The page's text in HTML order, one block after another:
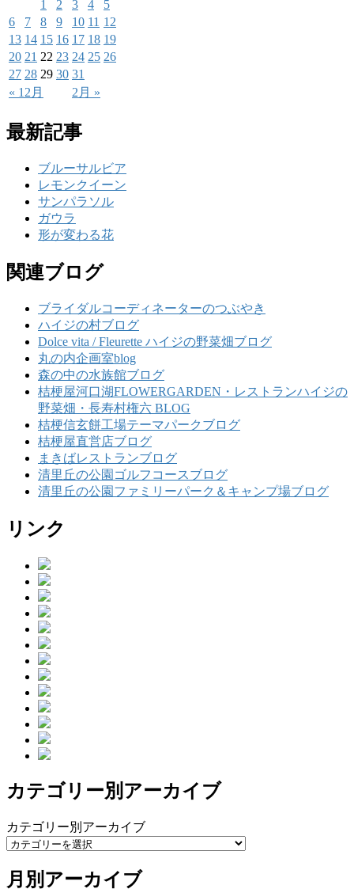
« 12月 2月 »
1 2 3 4
5
6
7 8 9 10 11 12
13 14 15 16 17 18 19
20 21 22 23 24 25 26
27 28 29 30 31
最新記事
ブルーサルビア
レモンクイーン
サンパラソル
ガウラ
形が変わる花
関連ブログ
ブライダルコーディネーターのつぶやき
ハイジの村ブログ
Dolce vita / Fleurette ハイジの野菜畑ブログ
丸の内企画室blog
森の中の水族館ブログ
桔梗屋河口湖FLOWERGARDEN・レストランハイジの
野菜畑・長寿村権六 BLOG
桔梗信玄餅工場テーマパークブログ
桔梗屋直営店ブログ
まきばレストランブログ
清里丘の公園ゴルフコースブログ
清里丘の公園ファミリーパーク＆キャンプ場ブログ
リンク
カテゴリー別アーカイブ
カテゴリー別アーカイブ
月別アーカイブ